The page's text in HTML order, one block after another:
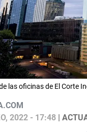
las oficinas de El Corte
2022 - 17:48|